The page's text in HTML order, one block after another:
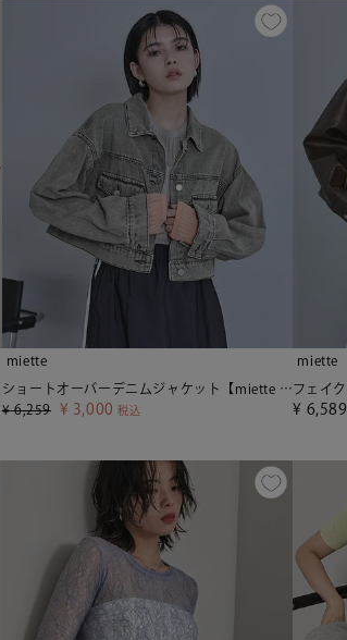
miette
ショートオーバーデニムジャケット【miette ミエット】
¥ 6,259 ¥ 3,000 税込
miette
¥ 6,589